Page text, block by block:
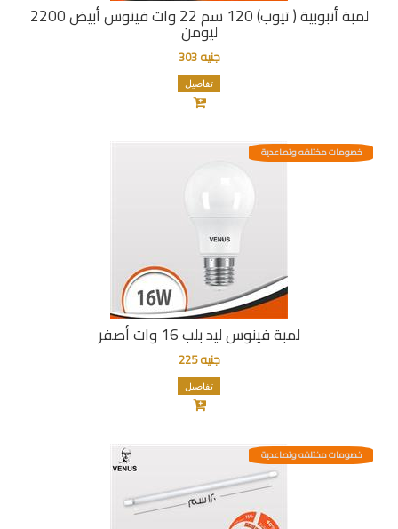
لمبة أنبوبية ( تيوب) 120 سم 22 وات فينوس أبيض 2200
ليومن
جنيه 303
تفاصيل
لمبة فينوس ليد بلب 16 وات أصفر
خصومات مختلفه وتصاعدية
جنيه 225
تفاصيل
خصومات مختلفه وتصاعدية